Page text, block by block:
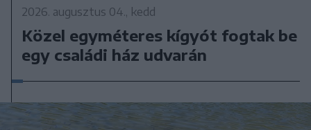
2026. augusztus 04., kedd
Közel egyméteres kígyót fogtak be
egy családi ház udvarán